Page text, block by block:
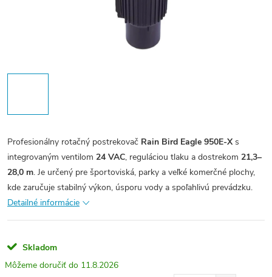
Profesionálny rotačný postrekovač Rain Bird Eagle 950E-Xs
integrovaným ventilom 24 VAC, reguláciou tlaku a dostrekom 21,3–
28,0 m. Je určený pre športoviská, parky a veľké komerčné plochy,
kde zaručuje stabilný výkon, úsporu vody a spoľahlivú prevádzku.
Detailné informácie
Skladom
11.8.2026